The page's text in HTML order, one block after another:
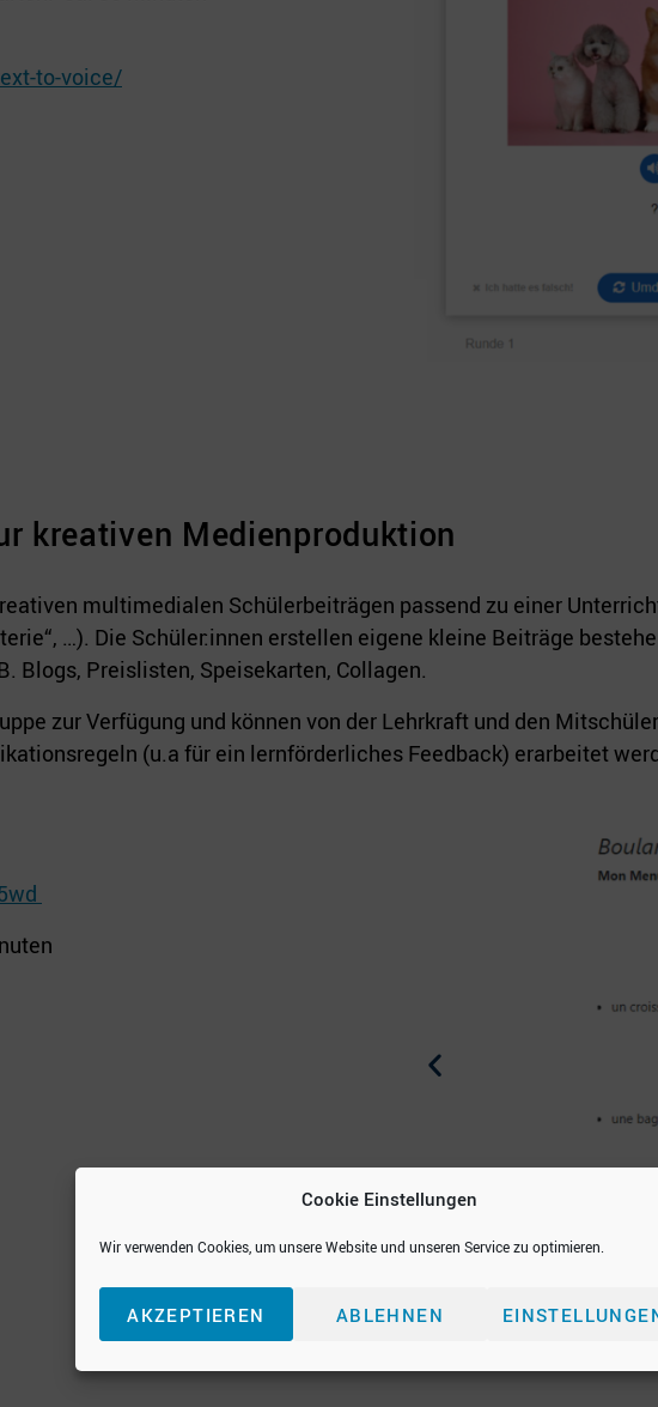
Cookie Einstellungen
Wir verwenden Cookies, um unsere Website und unseren Service zu optimieren.
AKZEPTIEREN ABLEHNEN
to-voice/
kreativen Medienproduktion
multimedialen Schülerbeiträgen passend zu einer
…). Die Schüler:innen erstellen eigene kleine Beiträge
Blogs, Preislisten, Speisekarten, Collagen.
zur Verfügung und können von der Lehrkraft und den
(u.a für ein lernförderliches Feedback) erarbeitet